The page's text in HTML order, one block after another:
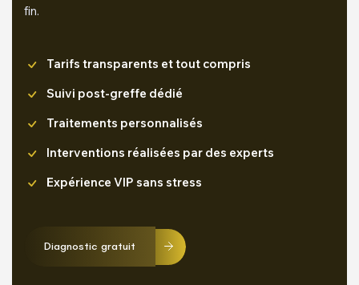
fin.
Tarifs transparents et tout compris
Suivi post-greffe dédié
Traitements personnalisés
Interventions réalisées par des experts
Expérience VIP sans stress
Diagnostic gratuit